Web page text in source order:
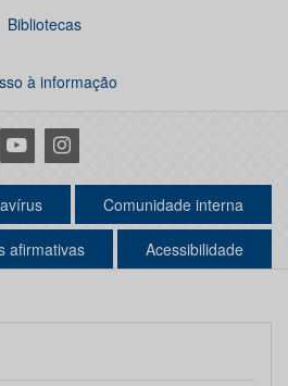
Bibliotecas
à informação
YoutubeInstagram
Comunidade interna
afirmativas Acessibilidade